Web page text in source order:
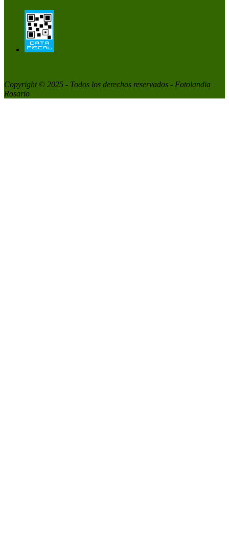
Copyright © 2025 - Todos los derechos reservados - Fotolandia
Rosario